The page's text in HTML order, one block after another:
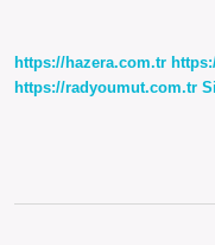
https://hazera.com.tr
https://radyoumut.com.tr